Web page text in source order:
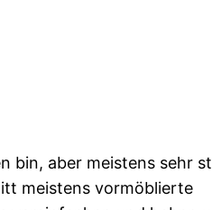
bin, aber meistens sehr
meistens vormöblierte